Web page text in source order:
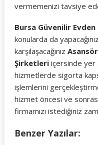
vermemenizi tavsiye
Bursa Güvenilir
konularda da
karşılaşacağınız
Şirketleriiçersinde yer
hizmetlerde sigorta
işlemlerini
hizmet öncesi ve
firmamızı istediğiniz
Benzer Yazılar: